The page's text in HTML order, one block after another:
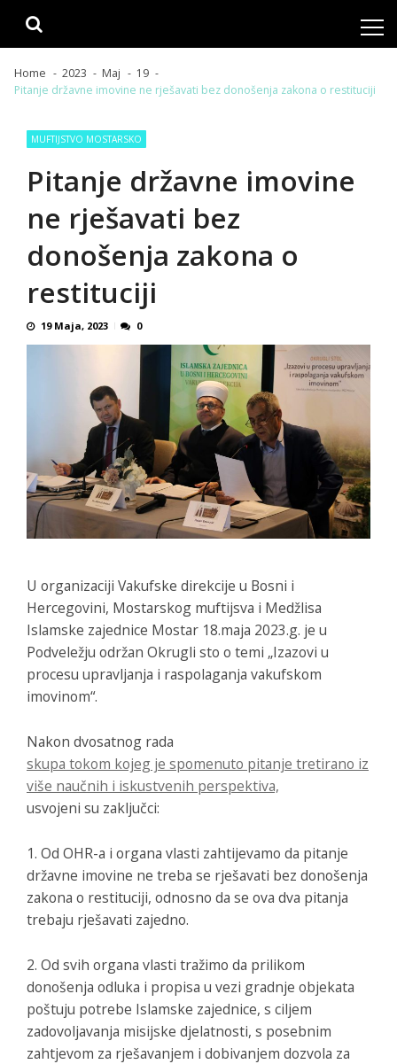
Home 2023 Maj
19
Pitanje državne imovine ne rješavati bez donošenja zakona o restituciji
MUFTIJSTVO MOSTARSKO
Pitanje državne imovine
ne rješavati bez
donošenja zakona o
restituciji
19 Maja, 2023 0
U organizaciji Vakufske direkcije u Bosni i
Hercegovini, Mostarskog muftijsva i Medžlisa
Islamske zajednice Mostar 18.maja 2023.g. je u
Podveležju održan Okrugli sto o temi „Izazovi u
procesu upravljanja i raspolaganja vakufskom
imovinom“.
Nakon dvosatnog rada
skupa tokom kojeg je spomenuto pitanje tretirano iz
više naučnih i iskustvenih perspektiva,
usvojeni su zaključci:
1. Od OHR-a i organa vlasti zahtijevamo da pitanje
državne imovine ne treba se rješavati bez donošenja
zakona o restituciji, odnosno da se ova dva pitanja
trebaju rješavati zajedno.
2. Od svih organa vlasti tražimo da prilikom
donošenja odluka i propisa u vezi gradnje objekata
poštuju potrebe Islamske zajednice, s ciljem
zadovoljavanja misijske djelatnosti, s posebnim
zahtjevom za rješavanjem i dobivanjem dozvola za